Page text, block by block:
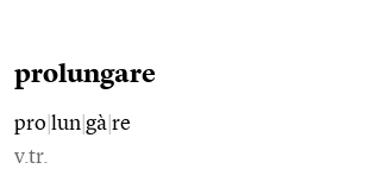
prolungare
pro lun gà re
v.tr.